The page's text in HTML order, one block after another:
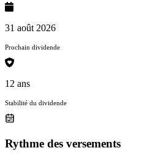
31 août 2026
Prochain dividende
12 ans
Stabilité du dividende
Rythme des versements